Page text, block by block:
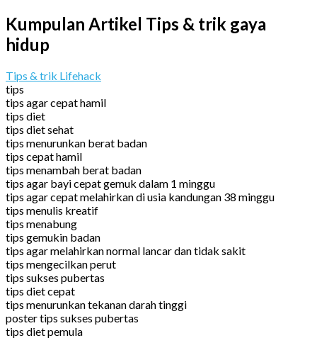
Kumpulan Artikel Tips & trik gaya
hidup
Tips & trik Lifehack
tips
tips agar cepat hamil
tips diet
tips diet sehat
tips menurunkan berat badan
tips cepat hamil
tips menambah berat badan
tips agar bayi cepat gemuk dalam 1 minggu
tips agar cepat melahirkan di usia kandungan 38 minggu
tips menulis kreatif
tips menabung
tips gemukin badan
tips agar melahirkan normal lancar dan tidak sakit
tips mengecilkan perut
tips sukses pubertas
tips diet cepat
tips menurunkan tekanan darah tinggi
poster tips sukses pubertas
tips diet pemula